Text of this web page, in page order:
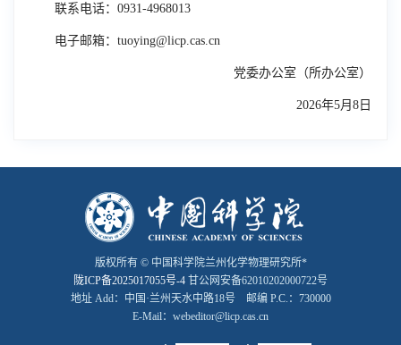
联系电话： 0931-4968013
电子邮箱： tuoying@licp.cas.cn
党委办公室（所办公室）
2026年5月 8 日
版权所有 © 中国科学院兰州化学物理研究所*
陇ICP备2025017055号-4 甘公网安备62010202000722号
地址 Add：中国·兰州天水中路18号 邮编 P.C.：730000
E-Mail：webeditor@licp.cas.cn